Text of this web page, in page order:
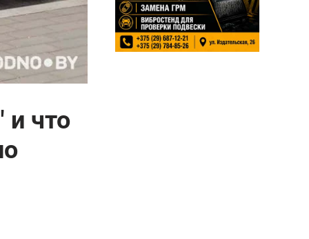
что